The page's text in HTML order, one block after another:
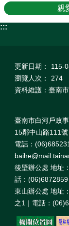
親
:::
更新日期：
115-
瀏覽人次：
274
資料維護：臺南
臺南市白河戶政
15鄰中山路111號
電話：
後壁辦公處 地址
話：
東山辦公處 地址
之1｜電話：